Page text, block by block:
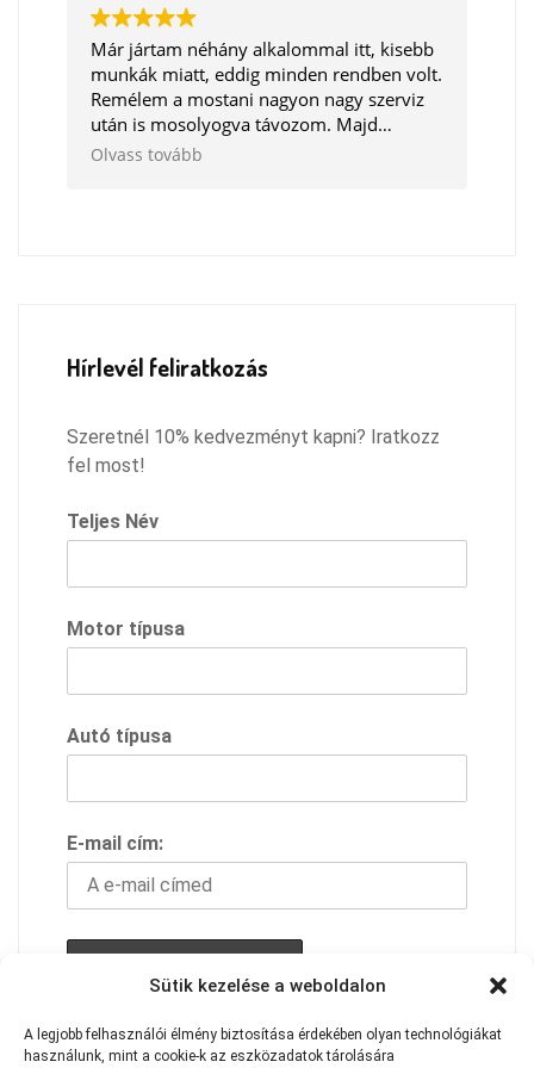
Sütik kezelése a weboldalon
A legjobb felhasználói élmény biztosítása érdekében olyan technológiákat
használunk, mint a cookie-k az eszközadatok tárolására
jelzik, és rád bízzák a döntést, hogy
szeretnéd e, hogy cseréljék, vagy ne.
Remélem megtaláltam azt a szervízt,
ahová innentől járhatok, és csak ilyen
pozitív dolgokkal fogok távozni :)
Már jártam néhány alkalommal itt, kisebb
munkák miatt, eddig minden rendben volt.
Remélem a mostani nagyon nagy szerviz
után is mosolyogva távozom. Majd
igyekszem megírni, amikor készen lesz a
Olvass tovább
Hírlevél feliratkozás
Szeretnél 10% kedvezményt kapni? Iratkozz
fel most!
Teljes Név
Motor típusa
Autó típusa
E-mail cím:
A feliratkozással elfogadod adavédelmi
szabályzatunkat